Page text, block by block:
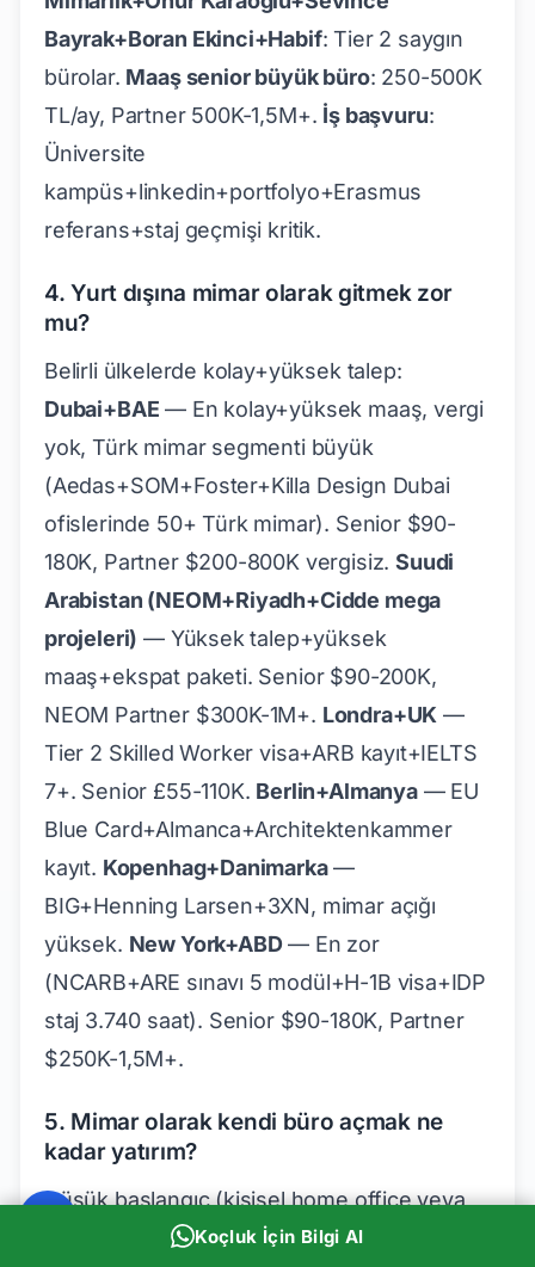
Bayrak+Boran Ekinci+Habif: Tier 2 saygın
bürolar. Maaş senior büyük büro: 250-500K
TL/ay, Partner 500K-1,5M+. İş başvuru:
Üniversite
kampüs+linkedin+portfolyo+Erasmus
referans+staj geçmişi kritik.
4. Yurt dışına mimar olarak gitmek zor
mu?
Belirli ülkelerde kolay+yüksek talep:
Dubai+BAE — En kolay+yüksek maaş, vergi
yok, Türk mimar segmenti büyük
(Aedas+SOM+Foster+Killa Design Dubai
ofislerinde 50+ Türk mimar). Senior $90-
180K, Partner $200-800K vergisiz.Suudi
Arabistan (NEOM+Riyadh+Cidde mega
projeleri) — Yüksek talep+yüksek
maaş+ekspat paketi. Senior $90-200K,
NEOM Partner $300K-1M+. Londra+UK —
Tier 2 Skilled Worker visa+ARB kayıt+IELTS
7+. Senior £55-110K. Berlin+Almanya— EU
Blue Card+Almanca+Architektenkammer
kayıt. Kopenhag+Danimarka—
BIG+Henning Larsen+3XN, mimar açığı
yüksek. New York+ABD— En zor
(NCARB+ARE sınavı 5 modül+H-1B visa+IDP
staj 3.740 saat). Senior $90-180K, Partner
$250K-1,5M+.
5. Mimar olarak kendi büro açmak ne
kadar yatırım?
Düşük başlangıç (kişisel home office veya
küçük ofis): 100-300K TL (mobilya+yazılım
Koçluk İçin Bilgi Al